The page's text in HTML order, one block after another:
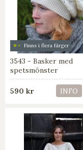
Finns i flera färger
3543 - Basker med
spetsmönster
590 kr INFO